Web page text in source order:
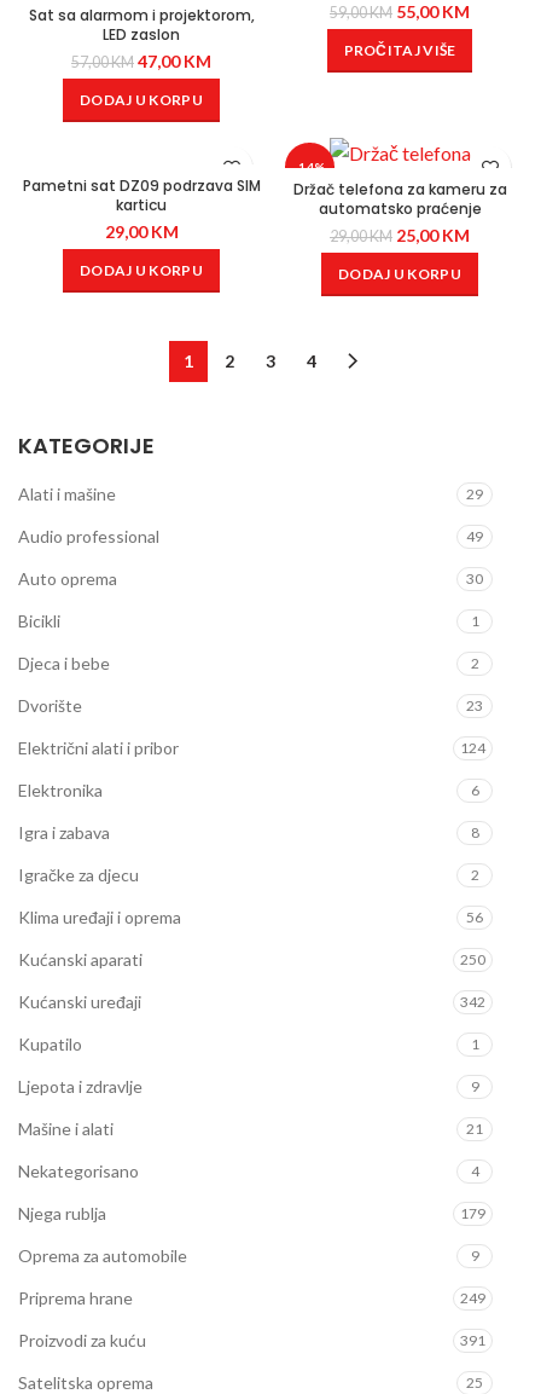
KATEGORIJE
Alati i mašine 29
Audio professional 49
Auto oprema 30
Bicikli 1
Djeca i bebe 2
Dvorište 23
Električni alati i pribor 124
Elektronika 6
Igra i zabava 8
Igračke za djecu 2
Klima uređaji i oprema 56
Kućanski aparati 250
Kućanski uređaji 342
Kupatilo 1
Ljepota i zdravlje 9
Mašine i alati 21
Nekategorisano 4
Njega rublja 179
Oprema za automobile 9
Priprema hrane 249
Proizvodi za kuću 391
Satelitska oprema 25
Sat sa alarmom i projektorom,
LED zaslon
57,00KM 47,00KM
DODAJ U KORPU
59,00KM 55,00KM
PROČITAJ VIŠE
Pametni sat DZ09 podrzava SIM
karticu
29,00KM
DODAJ U KORPU
-14%
Držač telefona za kameru za
automatsko praćenje
29,00KM 25,00KM
DODAJ U KORPU
1 2 3 4